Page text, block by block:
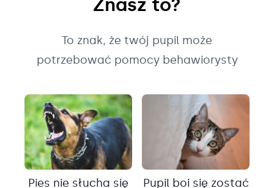
Znasz to?
To znak, że twój pupil może
potrzebować pomocy behawiorysty
Pies nie słucha się
Pupil boi się zostać